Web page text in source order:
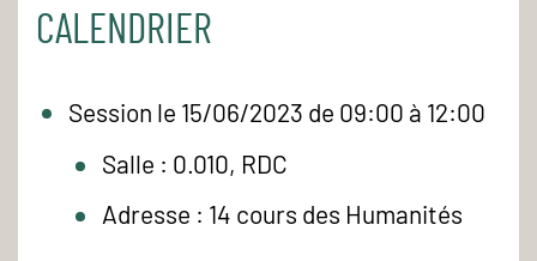
CALENDRIER
Session le 15/06/2023 de 09:00 à 12:00
Salle : 0.010, RDC
Adresse : 14 cours des Humanités